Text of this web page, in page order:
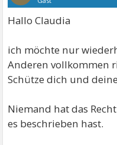
Hallo Claudia
ich möchte nur
Anderen vollkommen
Schütze dich und
Niemand hat das
es beschrieben hast.